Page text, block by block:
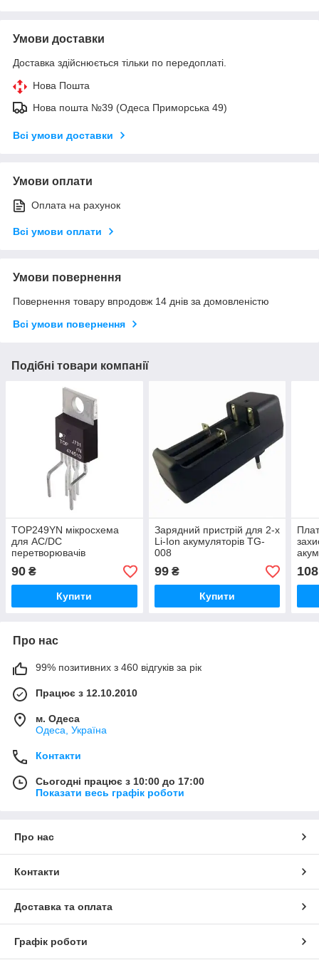
Умови доставки
Доставка здійснюється тільки по передоплаті.
Нова Пошта
Нова пошта №39 (Одеса Приморська 49)
Всі умови доставки
Умови оплати
Оплата на рахунок
Всі умови оплати
Умови повернення
Повернення товару впродовж 14 днів за домовленістю
Всі умови повернення
Подібні товари компанії
TOP249YN мікросхема
для AC/DC
перетворювачів
90 ₴
Купити
Зарядний пристрій для 2-х
Li-Ion акумуляторів TG-
008
99₴
Купити
108
Про нас
99% позитивних з 460 відгуків за рік
Працює з 12.10.2010
м. Одеса
Одеса, Україна
Контакти
Сьогодні працює з 10:00 до 17:00
Показати весь графік роботи
Про нас
Контакти
Доставка та оплата
Графік роботи